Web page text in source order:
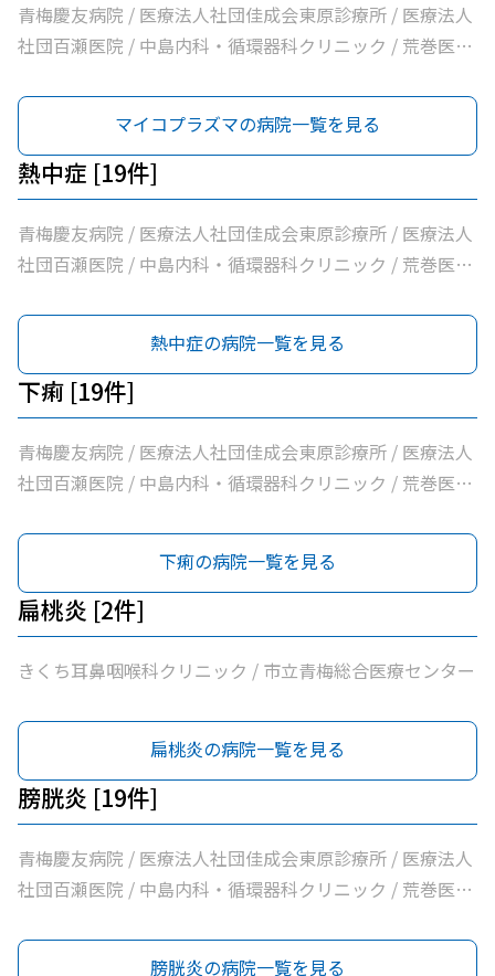
青梅慶友病院 / 医療法人社団佳成会東原診療所 / 医療法人
社団百瀬医院 / 中島内科・循環器科クリニック / 荒巻医院
三清会青梅かすみ台クリニック / 医療法人社団向日葵清心
会ひまわり在宅診療所 / 坂元医院 / 吉野医院 / 医療法人社
団亀生会丹生クリニック / 河辺駅前クリニック / 医療法人
社団片平医院 / なごみクリニック / こみ内科クリニック /
やすらぎ在宅診療所 / 市立青梅総合医療センター / 医療法
人社団和風会多摩リハビリテーション病院
マイコプラズマの病院一覧を見る
熱中症 [19件]
青梅慶友病院 / 医療法人社団佳成会東原診療所 / 医療法人
社団百瀬医院 / 中島内科・循環器科クリニック / 荒巻医院
三清会青梅かすみ台クリニック / 医療法人社団向日葵清心
会ひまわり在宅診療所 / 坂元医院 / 吉野医院 / 医療法人社
団亀生会丹生クリニック / 河辺駅前クリニック / 医療法人
社団片平医院 / なごみクリニック / こみ内科クリニック /
やすらぎ在宅診療所 / 市立青梅総合医療センター / 医療法
人社団和風会多摩リハビリテーション病院
熱中症の病院一覧を見る
下痢 [19件]
青梅慶友病院 / 医療法人社団佳成会東原診療所 / 医療法人
社団百瀬医院 / 中島内科・循環器科クリニック / 荒巻医院
三清会青梅かすみ台クリニック / 医療法人社団向日葵清心
会ひまわり在宅診療所 / 坂元医院 / 吉野医院 / 医療法人社
団亀生会丹生クリニック / 河辺駅前クリニック / 医療法人
社団片平医院 / なごみクリニック / こみ内科クリニック /
やすらぎ在宅診療所 / 市立青梅総合医療センター / 医療法
下痢の病院一覧を見る
扁桃炎 [2件]
きくち耳鼻咽喉科クリニック / 市立青梅総合医療センター
扁桃炎の病院一覧を見る
膀胱炎 [19件]
青梅慶友病院 / 医療法人社団佳成会東原診療所 / 医療法人
社団百瀬医院 / 中島内科・循環器科クリニック / 荒巻医院
三清会青梅かすみ台クリニック / 医療法人社団向日葵清心
膀胱炎の病院一覧を見る